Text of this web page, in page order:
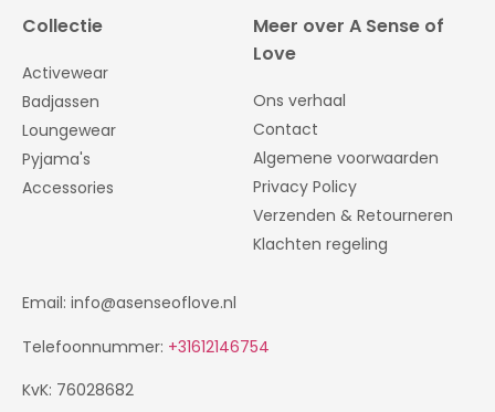
Collectie
Activewear
Badjassen
Loungewear
Pyjama's
Accessories
Meer over A Sense of
Love
Ons verhaal
Contact
Algemene voorwaarden
Privacy Policy
Verzenden & Retourneren
Klachten regeling
Email: info@asenseoflove.nl
Telefoonnummer: +31612146754
KvK: 76028682